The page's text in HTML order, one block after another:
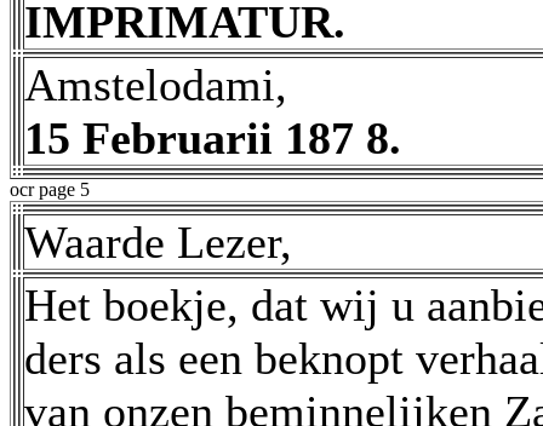
IMPRIMATUR.
Amstelodami,
15 Februarii 187 8.
ocr page 5
Waarde Lezer,
Het boekje, dat wij u
ders als een beknopt
van onzen beminnelijken